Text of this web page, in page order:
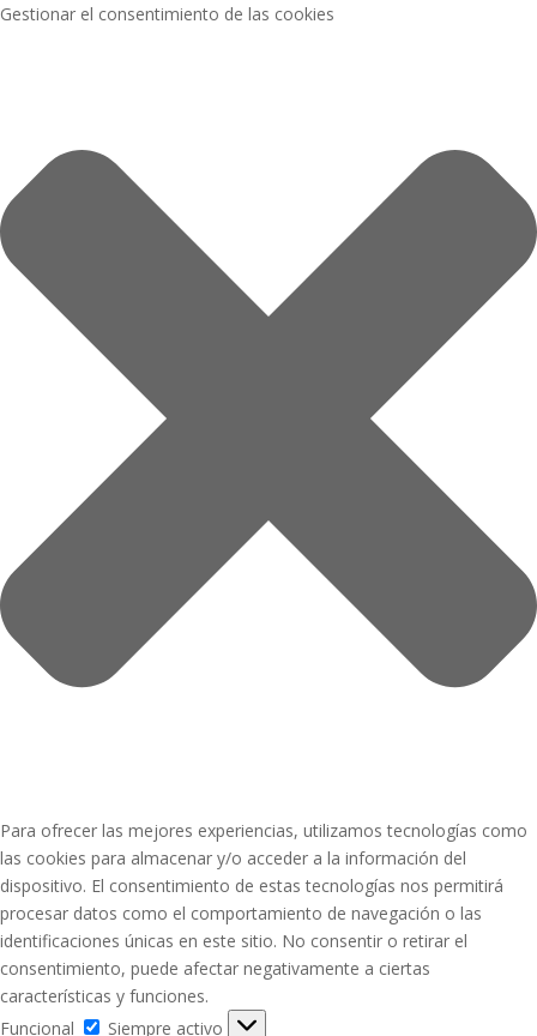
Gestionar el consentimiento de las cookies
Para ofrecer las mejores experiencias, utilizamos tecnologías como
las cookies para almacenar y/o acceder a la información del
dispositivo. El consentimiento de estas tecnologías nos permitirá
procesar datos como el comportamiento de navegación o las
identificaciones únicas en este sitio. No consentir o retirar el
consentimiento, puede afectar negativamente a ciertas
características y funciones.
Funcional
Funcional
Siempre activo